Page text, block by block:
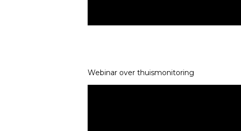
Webinar over thuismonitoring